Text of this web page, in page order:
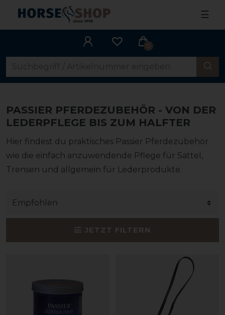
☰
0
PASSIER PFERDEZUBEHÖR - VON DER
LEDERPFLEGE BIS ZUM HALFTER
Hier findest du praktisches Passier Pferdezubehör
wie die einfach anzuwendende Pflege für Sattel,
Trensen und allgemein für Lederprodukte.
JETZT FILTERN